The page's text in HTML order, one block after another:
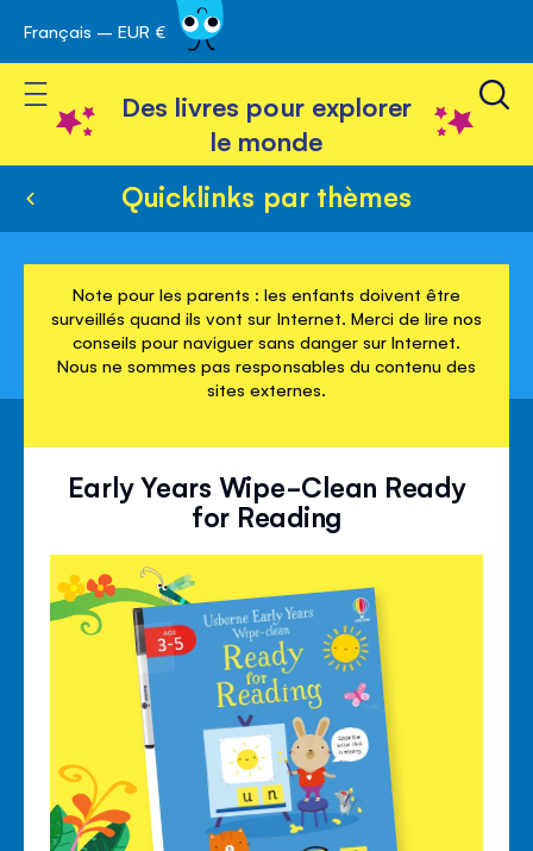
Skip
to
Content
Français – EUR €
Toggle Nav
Des livres pour explorer
le monde
Quicklinks par thèmes
Note pour les parents : les enfants doivent être
surveillés quand ils vont sur Internet. Merci de lire nos
conseils pour naviguer sans danger sur Internet.
Nous ne sommes pas responsables du contenu des
sites externes.
Early Years Wipe-Clean Ready
for Reading